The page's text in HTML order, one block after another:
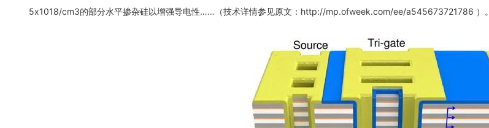
5x1018/cm3的部分水平掺杂硅以增强导电性……（技术详情参见原文：http://mp.ofweek.com/ee/a545673721786 ）。